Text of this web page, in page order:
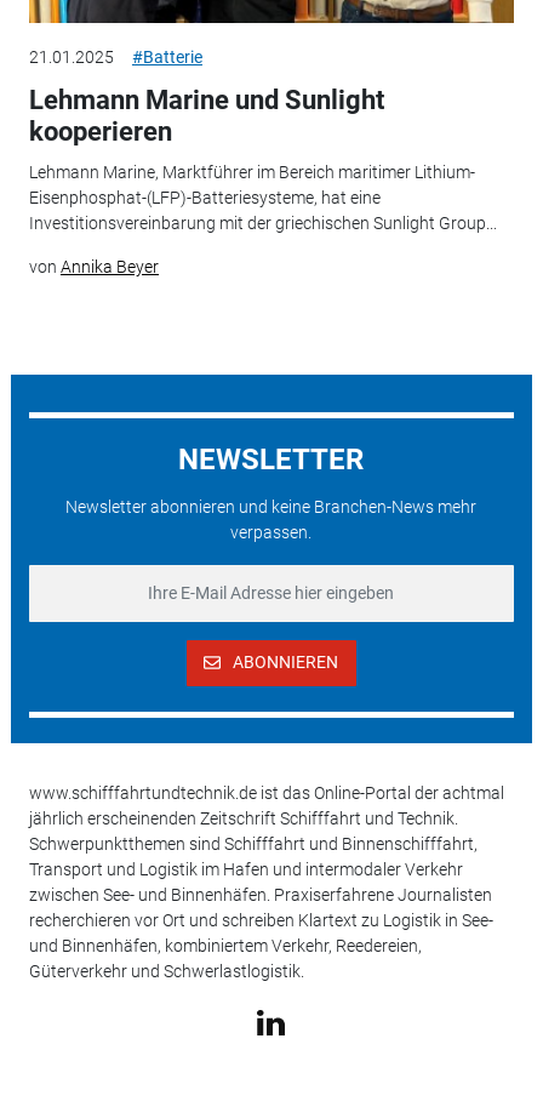
21.01.2025 #Batterie
Lehmann Marine und Sunlight
kooperieren
Lehmann Marine, Marktführer im Bereich maritimer Lithium-
Eisenphosphat-(LFP)-Batteriesysteme, hat eine
Investitionsvereinbarung mit der griechischen Sunlight Group...
von Annika Beyer
NEWSLETTER
Newsletter abonnieren und keine Branchen-News mehr
verpassen.
ABONNIEREN
www.schifffahrtundtechnik.de ist das Online-Portal der achtmal
jährlich erscheinenden Zeitschrift Schifffahrt und Technik.
Schwerpunktthemen sind Schifffahrt und Binnenschifffahrt,
Transport und Logistik im Hafen und intermodaler Verkehr
zwischen See- und Binnenhäfen. Praxiserfahrene Journalisten
recherchieren vor Ort und schreiben Klartext zu Logistik in See-
und Binnenhäfen, kombiniertem Verkehr, Reedereien,
Güterverkehr und Schwerlastlogistik.